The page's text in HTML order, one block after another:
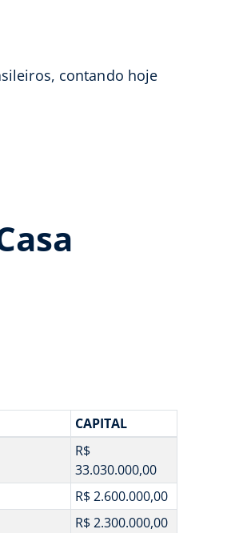
contando hoje
CAPITAL
R$
33.030.000,00
R$ 2.600.000,00
R$ 2.300.000,00